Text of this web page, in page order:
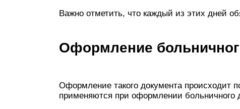
Важно отметить, что каждый из этих дней
Оформление
Оформление такого документа происходит
применяются при оформлении больничного